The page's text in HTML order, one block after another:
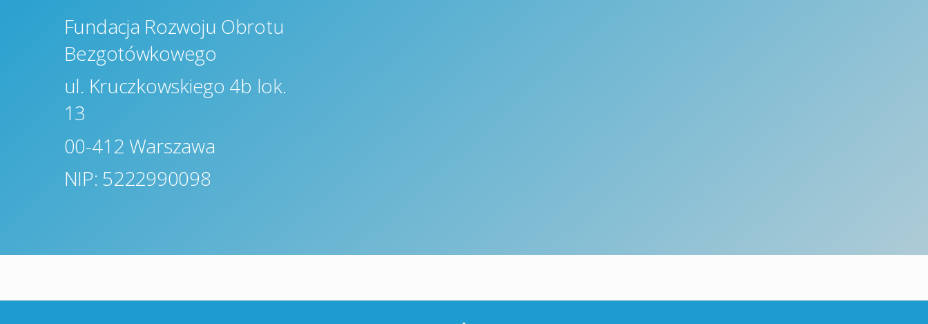
Fundacja Rozwoju Obrotu
Bezgotówkowego
ul. Kruczkowskiego 4b lok.
13
00-412 Warszawa
NIP: 5222990098